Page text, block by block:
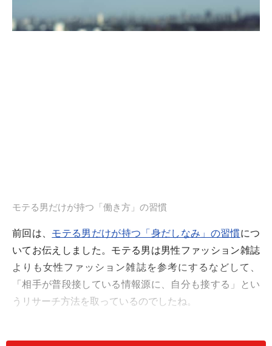
モテる男だけが持つ「働き方」の習慣
前回は、 モテる男だけが持つ「身だしなみ」の習慣につ
いてお伝えしました。モテる男は男性ファッション雑誌
よりも女性ファッション雑誌を参考にするなどして、
「相手が普段接している情報源に、自分も接する」とい
うリサーチ方法を取っているのでしたね。